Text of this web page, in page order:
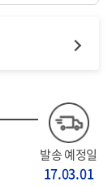
발송 예정일
17.03.01